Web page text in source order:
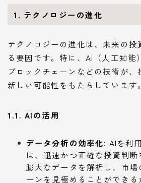
1. テクノロジーの進化
テクノロジーの進化は、未来の投
る要因です。特に、AI（人工知能
ブロックチェーンなどの技術が、
新しい可能性をもたらしています。
1.1. AIの活用
データ分析の効率化: AIを利
は、迅速かつ正確な投資判断
膨大なデータを解析し、市場
ーンを見極めることができ